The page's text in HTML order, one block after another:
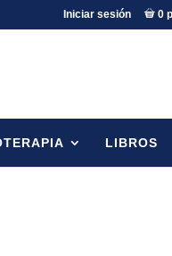
Iniciar sesión 0
LIBROS